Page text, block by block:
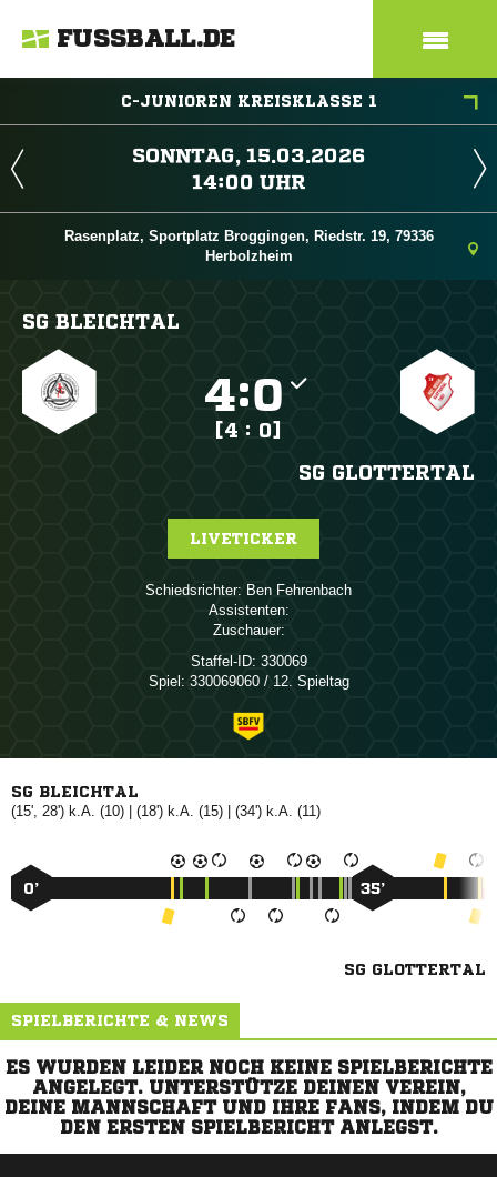
FUSSBALL.DE
C-JUNIOREN KREISKLASSE 1
 
 
Rasenplatz, Sportplatz Broggingen, Riedstr. 19, 79336
Herbolzheim
SG BLEICHTAL
:
[4 : 0]
SG GLOTTERTAL
LIVETICKER
Schiedsrichter:  
Assistenten:
Zuschauer:
Staffel-ID: 330069
Spiel: 330069060 / 12. Spieltag
SG BLEICHTAL
(15', 28') k.A. (10) | (18') k.A. (15) | (34') k.A. (11)
0’ 35’
SG GLOTTERTAL
SPIELBERICHTE & NEWS
ES WURDEN LEIDER NOCH KEINE SPIELBERICHTE
ANGELEGT. UNTERSTÜTZE DEINEN VEREIN,
DEINE MANNSCHAFT UND IHRE FANS, INDEM DU
DEN ERSTEN SPIELBERICHT ANLEGST.